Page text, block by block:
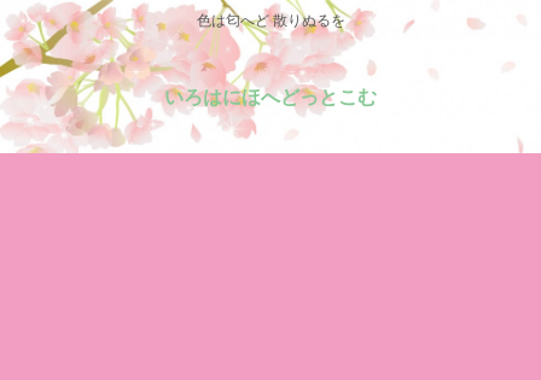
色は匂へど 散りぬるを
いろはにほへどっとこむ